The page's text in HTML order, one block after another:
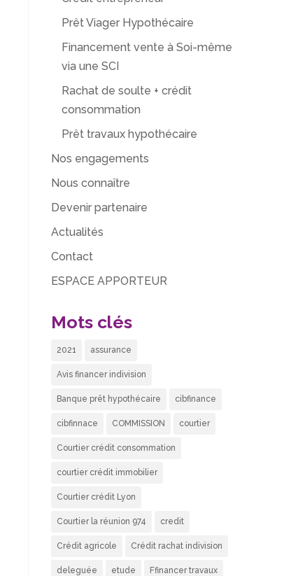
Prêt Viager Hypothécaire
Financement vente à Soi-même
via une SCI
Rachat de soulte + crédit
consommation
Prêt travaux hypothécaire
Nos engagements
Nous connaître
Devenir partenaire
Actualités
Contact
ESPACE APPORTEUR
Mots clés
2021 assurance
Avis financer indivision
Banque prêt hypothécaire cibfinance
cibfinnace COMMISSION courtier
Courtier crédit consommation
courtier crédit immobilier
Courtier crédit Lyon
Courtier la réunion 974 credit
Crédit agricole Crédit rachat indivision
deleguée etude Ffinancer travaux